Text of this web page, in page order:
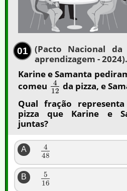
01
(Pacto Nacional da
aprendizagem - 2024).
Karine e Samanta
comeu
4
12 da pizza, e
Qual fração
pizza que Karine e
juntas?
A
4
48
B
5
16